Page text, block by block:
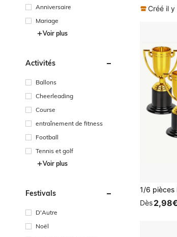
Anniversaire
Mariage
Voir plus
Activités
Ballons
Cheerleading
Course
entraînement de fitness
Football
Tennis et golf
Voir plus
Festivals
D'Autre
Noël
Créé il y
Dès2,98€